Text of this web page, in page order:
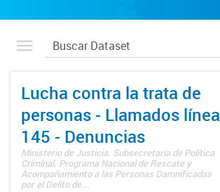
Lucha contra la trata de
personas - Llamados línea
145 - Denuncias
Ministerio de Justicia. Subsecretaría de Política
Criminal. Programa Nacional de Rescate y
Acompañamiento a las Personas Damnificadas
por el Delito de...